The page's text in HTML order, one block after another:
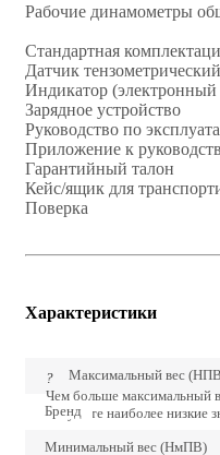
Рабочие динамометры
Стандартная
Датчик
Индикатор
Зарядное устройство
Руководство по
Приложение к
Гарантийный талон
Кейс/ящик для
Поверка
Характеристики
?
Чем больше максимальный
получите наиболее низкие
Максимальный вес
Бренд
Минимальный вес (НмПВ)